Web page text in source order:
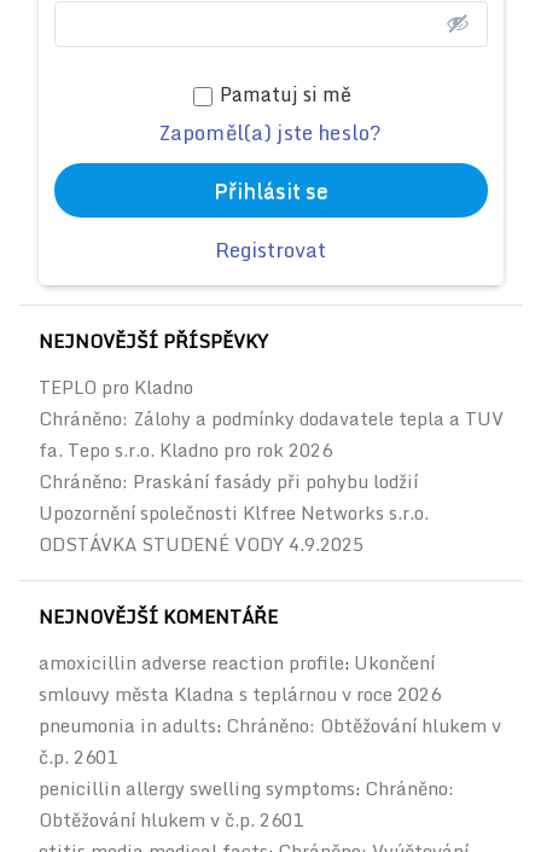
Pamatuj si mě
Zapoměl(a) jste heslo?
Přihlásit se
Registrovat
NEJNOVĚJŠÍ PŘÍSPĚVKY
TEPLO pro Kladno
Chráněno: Zálohy a podmínky dodavatele tepla a TUV
fa. Tepo s.r.o. Kladno pro rok 2026
Chráněno: Praskání fasády při pohybu lodžií
Upozornění společnosti Klfree Networks s.r.o.
ODSTÁVKA STUDENÉ VODY 4.9.2025
NEJNOVĚJŠÍ KOMENTÁŘE
amoxicillin adverse reaction profile: Ukončení
smlouvy města Kladna s teplárnou v roce 2026
pneumonia in adults: Chráněno: Obtěžování hlukem v
č.p. 2601
penicillin allergy swelling symptoms: Chráněno:
Obtěžování hlukem v č.p. 2601